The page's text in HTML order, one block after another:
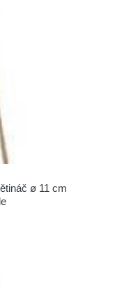
ø 11 cm